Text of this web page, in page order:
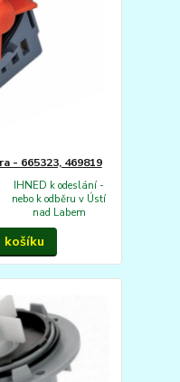
- 665323, 469819
IHNED k odeslání -
nebo k odběru v Ústí
nad Labem
košíku